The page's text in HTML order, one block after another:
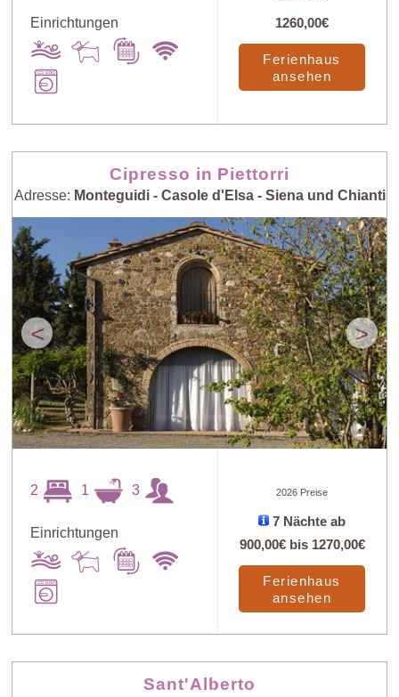
Einrichtungen 1260,00€
Ferienhaus
ansehen
Cipresso in Piettorri
Adresse: Monteguidi - Casole d'Elsa - Siena und Chianti
< >
2 1 3
Einrichtungen
2026 Preise
7 Nächte ab
900,00€bis 1270,00€
Ferienhaus
ansehen
Sant'Alberto